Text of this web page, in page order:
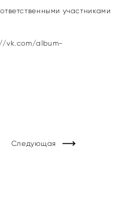
участниками
vk.com/album-
Следующая